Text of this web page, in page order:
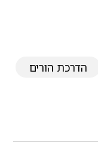
הדרכת הורים